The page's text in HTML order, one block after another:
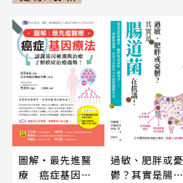
圖解‧最先進醫
療 癌症基因療
過敏、肥胖或憂
鬱？其實是腸道